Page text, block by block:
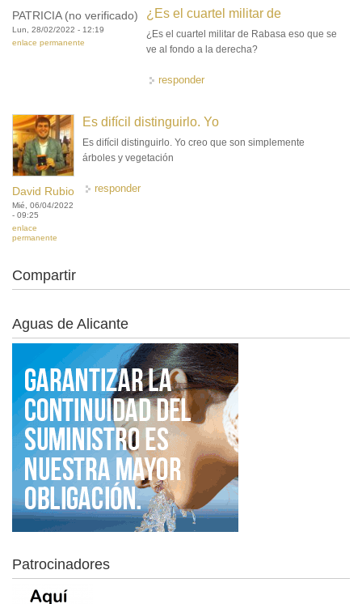
PATRICIA (no verificado)
Lun, 28/02/2022 - 12:19
enlace permanente
¿Es el cuartel militar de
¿Es el cuartel militar de Rabasa eso que se
ve al fondo a la derecha?
responder
David Rubio
Mié, 06/04/2022
- 09:25
enlace
permanente
Es difícil distinguirlo. Yo
Es difícil distinguirlo. Yo creo que son simplemente
árboles y vegetación
responder
Compartir
Aguas de Alicante
Patrocinadores